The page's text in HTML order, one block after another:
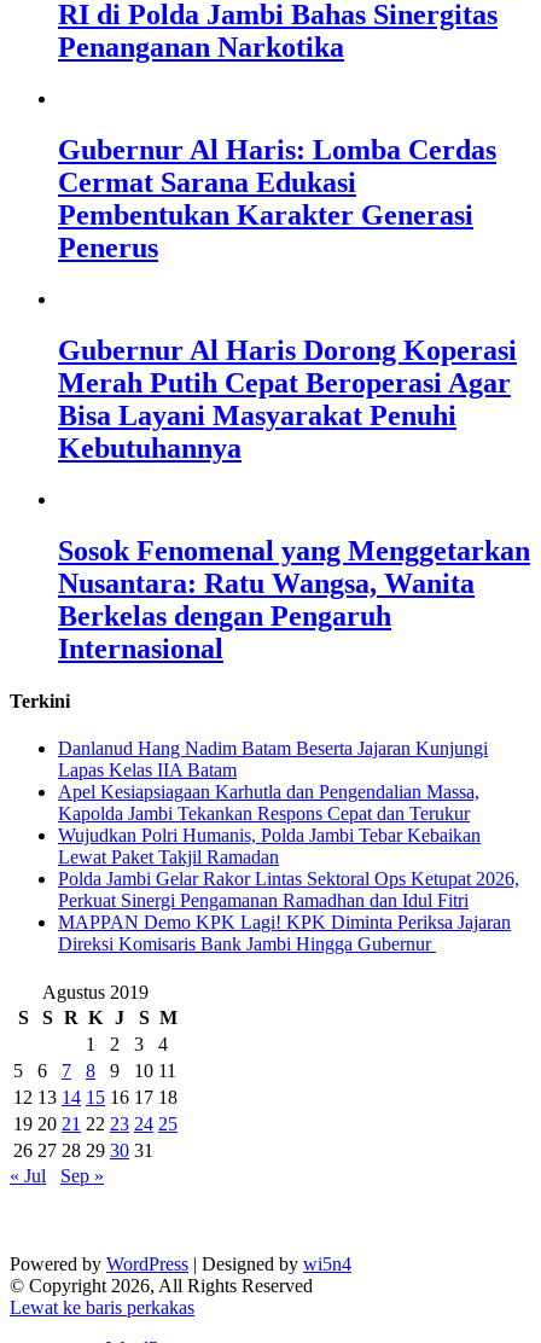
RI di Polda Jambi Bahas Sinergitas
Penanganan Narkotika
Gubernur Al Haris: Lomba Cerdas
Cermat Sarana Edukasi
Pembentukan Karakter Generasi
Penerus
Gubernur Al Haris Dorong Koperasi
Merah Putih Cepat Beroperasi Agar
Bisa Layani Masyarakat Penuhi
Kebutuhannya
Sosok Fenomenal yang Menggetarkan
Nusantara: Ratu Wangsa, Wanita
Berkelas dengan Pengaruh
Internasional
Terkini
Danlanud Hang Nadim Batam Beserta Jajaran Kunjungi
Lapas Kelas IIA Batam
Apel Kesiapsiagaan Karhutla dan Pengendalian Massa,
Kapolda Jambi Tekankan Respons Cepat dan Terukur
Wujudkan Polri Humanis, Polda Jambi Tebar Kebaikan
Lewat Paket Takjil Ramadan
Polda Jambi Gelar Rakor Lintas Sektoral Ops Ketupat 2026,
Perkuat Sinergi Pengamanan Ramadhan dan Idul Fitri
‎MAPPAN Demo KPK Lagi! KPK Diminta Periksa Jajaran
Direksi Komisaris Bank Jambi Hingga Gubernur ‎
Agustus 2019
S
S R K J S M
1
2 3
4
5
6 7 8 9 10 11
12 13 14 15 16 17 18
19 20 21 22 23 24 25
26 27 28 29 30 31
« Jul
Sep »
Powered by WordPress | Designed by wi5n4
© Copyright 2026, All Rights Reserved
Lewat ke baris perkakas